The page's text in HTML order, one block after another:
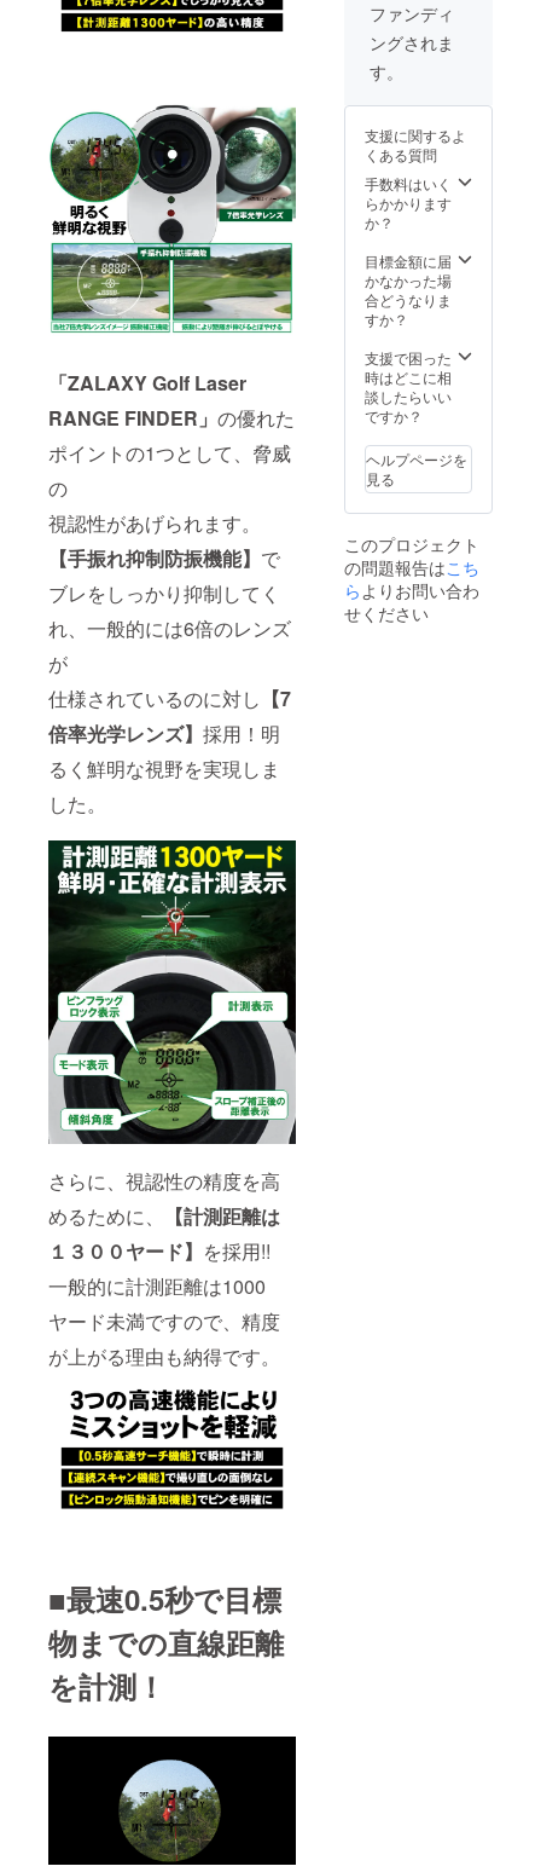
「ZALAXY Golf Laser
RANGE FINDER」 の優れた
ポイントの1つとして、脅威
の
視認性があげられます。
【手振れ抑制防振機能】 で
ブレをしっかり抑制してく
れ、一般的には6倍のレンズ
が
仕様されているのに対し 【7
倍率光学レンズ】 採用！明
るく鮮明な視野を実現しま
した。
さらに、視認性の精度を高
めるために、
【計測距離は
１３００ヤード】 を採用!!
一般的に計測距離は1000
ヤード未満ですので、精度
が上がる理由も納得です。
■最速0.5秒で目標
物までの直線距離
を計測！
ファンディ
ングされま
す。
支援に関するよ
くある質問
手数料はいく
らかかります
か？
目標金額に届
かなかった場
合どうなりま
すか？
支援で困った
時はどこに相
談したらいい
ですか？
ヘルプページを
見る
このプロジェクト
の問題報告はこち
らよりお問い合わ
せください